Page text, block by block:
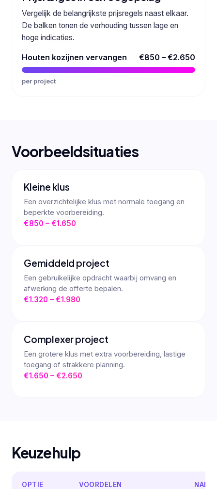
Vergelijk de belangrijkste prijsregels naast elkaar.
De balken tonen de verhouding tussen lage en
hoge indicaties.
Houten kozijnen vervangen €850 – €2.650
per project
Voorbeeldsituaties
Kleine klus
Een overzichtelijke klus met normale toegang en
beperkte voorbereiding.
€850 – €1.650
Gemiddeld project
Een gebruikelijke opdracht waarbij omvang en
afwerking de offerte bepalen.
€1.320 – €1.980
Complexer project
Een grotere klus met extra voorbereiding, lastige
toegang of strakkere planning.
€1.650 – €2.650
Keuzehulp
OPTIE VOORDELEN